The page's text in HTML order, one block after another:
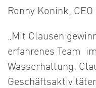
Ronny Konink,
„Mit Clausen
erfahrenes Team
Wasserhaltung.